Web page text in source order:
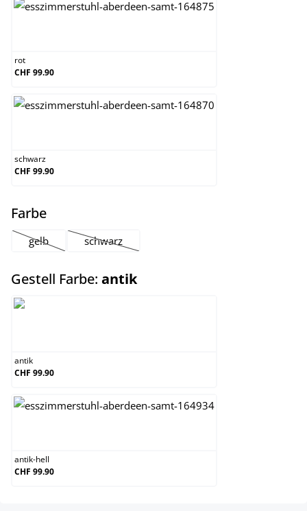
rot
CHF 99.90
schwarz
CHF 99.90
Farbeauswählen
gelb
(Diese Option ist zurzeit nicht verfügbar.)
schwarz
(Diese Option ist zurzeit nicht verfügbar.)
Gestell Farbe: antikauswählen
antik
CHF 99.90
antik-hell
CHF 99.90